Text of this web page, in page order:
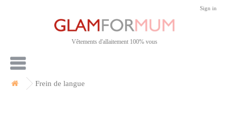
Sign in
Vêtements d'allaitement 100% vous
Frein de langue